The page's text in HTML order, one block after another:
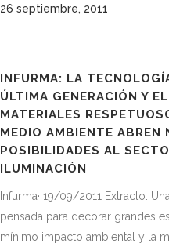
26 septiembre, 2011
INFURMA: LA
ÚLTIMA GENERACIÓN Y
MATERIALES
MEDIO AMBIENTE ABREN
POSIBILIDADES AL
ILUMINACIÓN
Infurma· 19/09/2011 Extracto:
pensada para decorar grandes
mínimo impacto ambiental y la